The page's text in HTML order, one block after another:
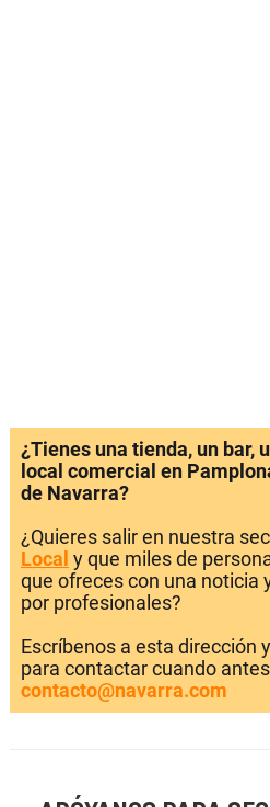
¿Tienes una tienda, un bar,
local comercial en
de Navarra?
¿Quieres salir en nuestra
Local y que miles de
que ofreces con una noticia
por profesionales?
Escríbenos a esta dirección
para contactar cuando
contacto@navarra.com